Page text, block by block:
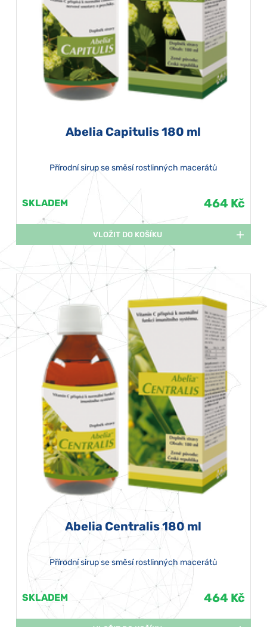
Abelia Capitulis 180 ml
Přírodní sirup se směsí rostlinných macerátů
SKLADEM 464 Kč
VLOŽIT DO KOŠÍKU
Abelia Centralis 180 ml
Přírodní sirup se směsí rostlinných macerátů
SKLADEM 464 Kč